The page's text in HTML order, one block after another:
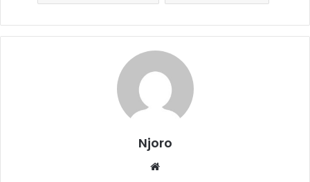
Njoro
Website